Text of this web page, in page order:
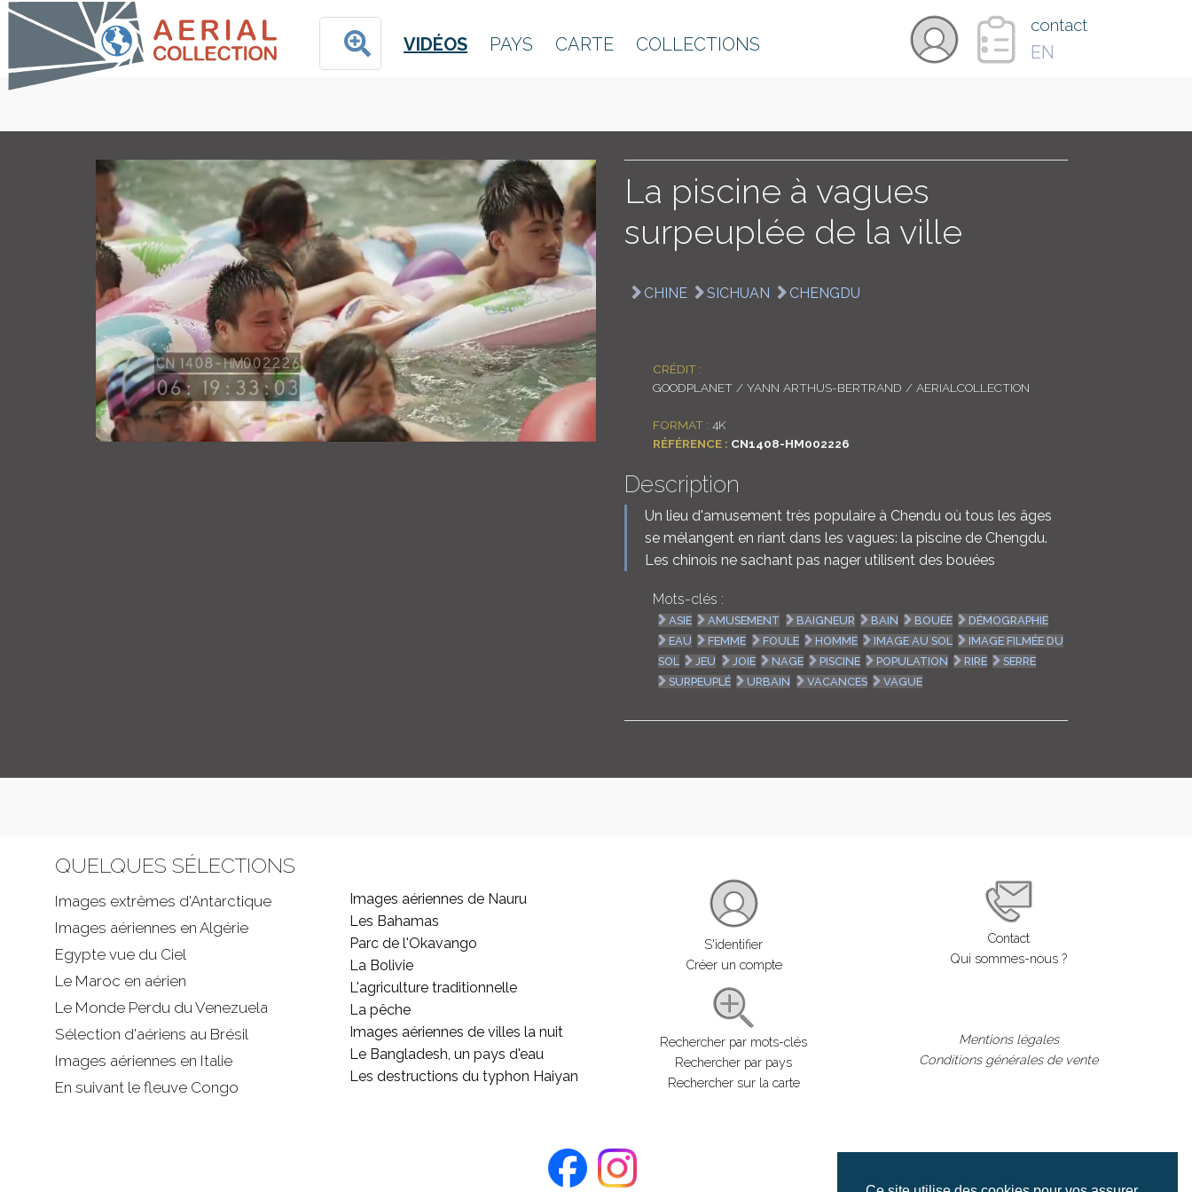
VIDÉOS PAYS CARTE COLLECTIONS
contact
EN
La piscine à vagues
surpeuplée de la ville
CHINE SICHUAN CHENGDU
CRÉDIT :
GOODPLANET / YANN ARTHUS-BERTRAND / AERIALCOLLECTION
FORMAT : 4K
RÉFÉRENCE : CN1408-HM002226
Description
Un lieu d'amusement très populaire à Chendu où tous les âges
se mélangent en riant dans les vagues: la piscine de Chengdu.
Les chinois ne sachant pas nager utilisent des bouées
Mots-clés :
ASIE AMUSEMENT BAIGNEUR BAIN BOUÉE
DÉMOGRAPHIE
EAU
FEMME FOULE HOMME IMAGE AU SOL
IMAGE FILMÉE DU
SOL
JEU JOIE NAGE PISCINE POPULATION RIRE
SERRE
SURPEUPLÉ
URBAIN VACANCES VAGUE
QUELQUES SÉLECTIONS
Images extrêmes d'Antarctique
Images aériennes en Algérie
Egypte vue du Ciel
Le Maroc en aérien
Le Monde Perdu du Venezuela
Sélection d'aériens au Brésil
Images aériennes en Italie
En suivant le fleuve Congo
Images aériennes de Nauru
Les Bahamas
Parc de l'Okavango
La Bolivie
L'agriculture traditionnelle
La pêche
Images aériennes de villes la nuit
Le Bangladesh, un pays d'eau
Les destructions du typhon Haiyan
S'identifier
Créer un compte
Rechercher par mots-clés
Rechercher par pays
Rechercher sur la carte
Contact
Qui sommes-nous ?
Mentions légales
Conditions générales de vente